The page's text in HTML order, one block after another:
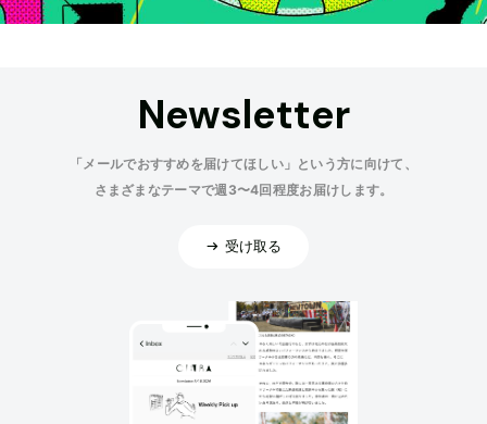
Newsletter
「メールでおすすめを届けてほしい」という方に向けて、
さまざまなテーマで週3〜4回程度お届けします。
受け取る